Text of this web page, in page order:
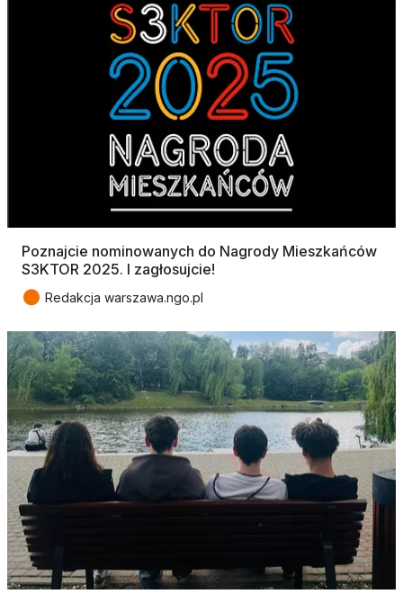
Poznajcie nominowanych do Nagrody Mieszkańców
S3KTOR 2025. I zagłosujcie!
● Redakcja warszawa.ngo.pl